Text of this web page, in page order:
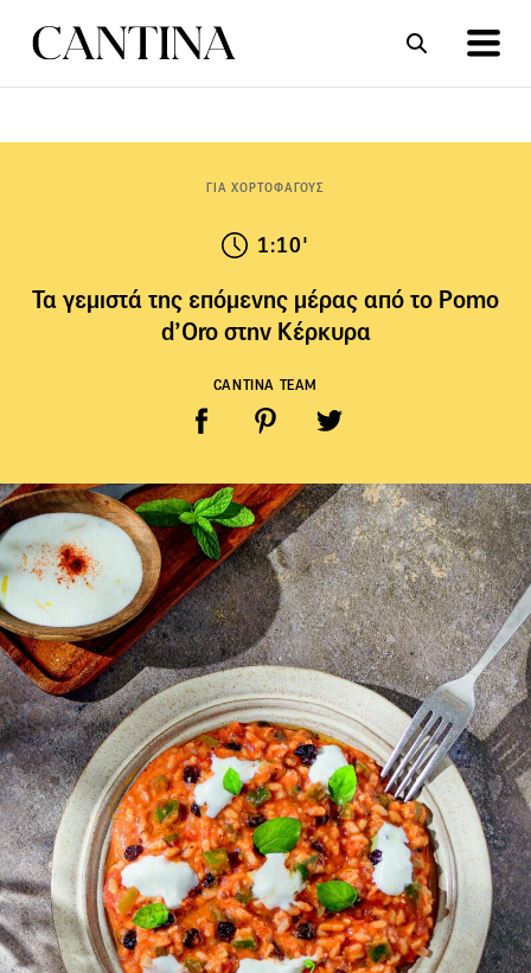
ΓΙΑ ΧΟΡΤΟΦΑΓΟΥΣ
1:10'
Τα γεμιστά της επόμενης μέρας από το Pomo
d’Oro στην Κέρκυρα
CANTINA TEAM